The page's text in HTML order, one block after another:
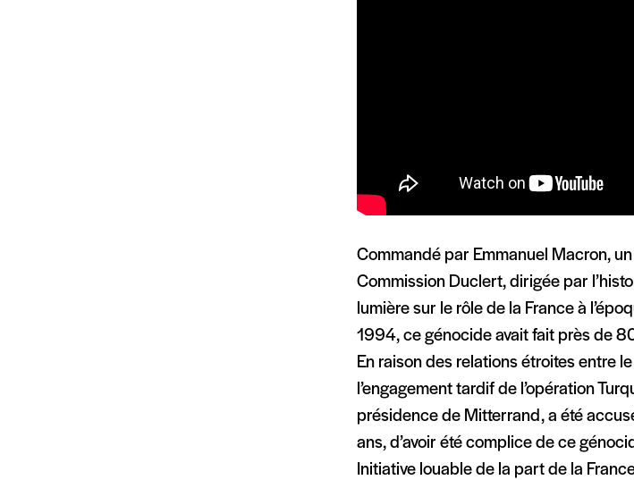
Commandé par Emmanuel Macron,
Commission Duclert, dirigée par
lumière sur le rôle de la France à
1994, ce génocide avait fait près de
En raison des relations étroites entre
l’engagement tardif de l’opération
présidence de Mitterrand, a été
ans, d’avoir été complice de ce
Initiative louable de la part de la